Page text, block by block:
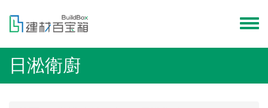
menu
日淞衛廚